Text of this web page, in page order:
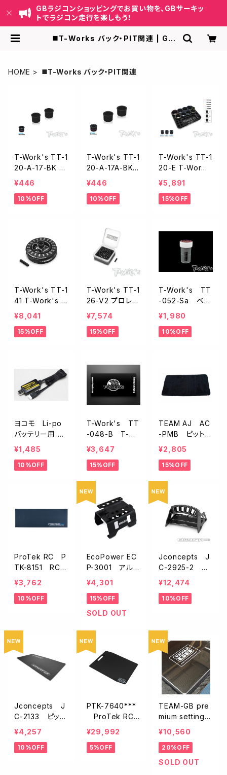
GBラジコンショッピングでお買い物を、GBサーキッ
トでラジコン走行を楽しもう！
◼️T-Works バック・PIT関連 | GB
HOME
◼️T-Works バック・PIT関連
T-Work's TT-1
20-A-17-BK ツ
ールスタンド用
【20mm→17m
¥446
10%OFF
T-Work's TT-1
20-A-17A-BK
ツールスタンド
ー【22mm→17m
¥446
10%OFF
T-Work's TT-1
20-E T-Wor
k'sツールスタン
ド【S】
¥5,891
15%OFF
T-Work's TT-1
41 T-Work's ド
ループゲージセ
ット【1/10ツーリ
ングカー用】
¥8,041
15%OFF
T-Work's TT-1
26-V2 プロレベ
ルセットアップボ
ードシステム V2
¥7,574
15%OFF
T-Work's TT
-052-Sa ベア
リングクリーナ
ー(S)
¥1,980
10%OFF
ヨコモ Li-po
バッテリー用 US
B充電器 YZ-US
BC
¥1,485
10%OFF
T-Work's TT
-048-B T-W
ork'sピットマッ
ト・キャリースト
ラップ付【120 x
¥3,647
15%OFF
TEAM AJ AC
-PMB ピットマ
ット ブラック
【600x1200m
m】
¥2,805
15%OFF
ProTek RC P
TK-8151 RC
ピットマット【ブ
ルー/メッシュバ
ッグ付き】
¥3,762
10%OFF
EcoPower EC
P-3001 アルミ
製カースタンド・
回転式【1/10・1/
8スケール用/シ
ョックホルダー
¥4,301
15%OFF
SOLD OUT
Jconcepts J
C-2925-2 ツ
ールホルダー【ブ
ラック】
¥12,474
10%OFF
Jconcepts J
C-2133 ピット
マット【ブラック/
1200x600mm】
¥4,257
10%OFF
PTK-7640***
ProTek RC
カーボンセット
アップボード【ブ
ラック/485x37
¥29,992
5%OFF
TEAM-GB pre
mium setting b
oard センターG
Bロゴ入りTEA
MGB-MS1
¥10,560
20%OFF
SOLD OUT